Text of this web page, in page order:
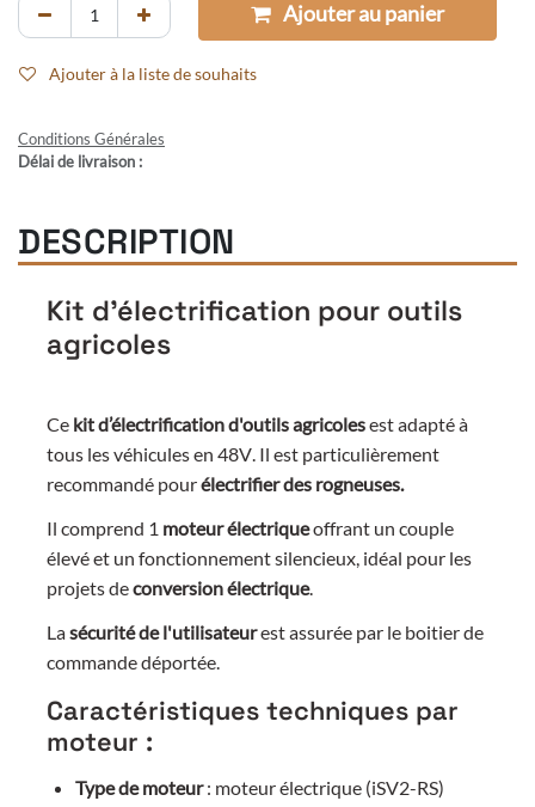
Ajouter au panier
Ajouter à la liste de souhaits
Conditions Générales
Délai de livraison :
DESCRIPTION
Kit d'électrification pour outils
agricoles
Ce kit d’électrification d'outils agricolesest adapté à
tous les véhicules en 48V. Il est particulièrement
recommandé pourélectrifier des rogneuses.
Il comprend 1 moteur électriqueoffrant un couple
élevé et un fonctionnement silencieux, idéal pour les
projets deconversion électrique.
Lasécurité de l'utilisateurest assurée par le boitier de
commande déportée.
Caractéristiques techniques par
moteur :
Type de moteur: moteur électrique (iSV2-RS)